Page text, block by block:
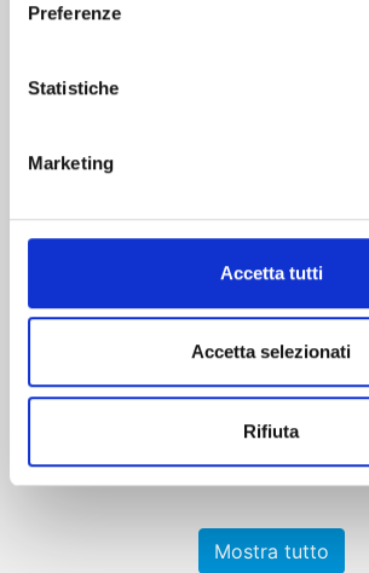
Preferenze
Statistiche
Marketing
Accetta tutti
Accetta selezionati
Rifiuta
ICHI THE WITCH n. 4
27/10/2026
Mostra tutto